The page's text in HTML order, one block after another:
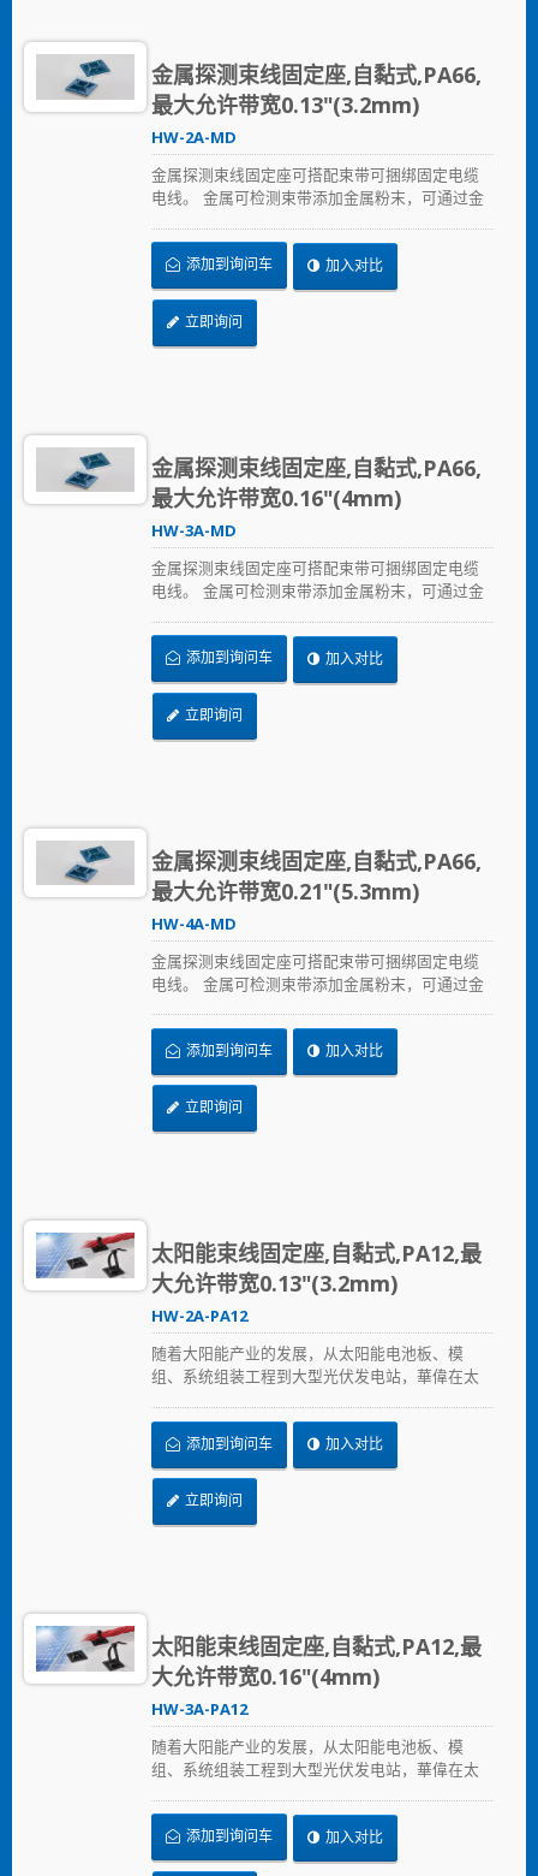
金属探测束线固定座,自黏式,PA66,
最大允许带宽0.13"(3.2mm)
HW-2A-MD
金属探测束线固定座可搭配束带可捆绑固定电缆
电线。 金属可检测束带添加金属粉末，可通过金
侦测到。这主要可以解决食品业、饮料业、制药
和医疗生技业，可能因束带松脱进入食品及饮料
生产过程的污染问题。 金属可检测束带符合国家
食品药品监督管理局（FDA）的规范。
添加到询问车 加入对比
立即询问
金属探测束线固定座,自黏式,PA66,
最大允许带宽0.16"(4mm)
HW-3A-MD
金属探测束线固定座可搭配束带可捆绑固定电缆
电线。 金属可检测束带添加金属粉末，可通过金
侦测到。这主要可以解决食品业、饮料业、制药
和医疗生技业，可能因束带松脱进入食品及饮料
生产过程的污染问题。 金属可检测束带符合国家
食品药品监督管理局（FDA）的规范。
添加到询问车 加入对比
立即询问
金属探测束线固定座,自黏式,PA66,
最大允许带宽0.21"(5.3mm)
HW-4A-MD
金属探测束线固定座可搭配束带可捆绑固定电缆
电线。 金属可检测束带添加金属粉末，可通过金
侦测到。这主要可以解决食品业、饮料业、制药
和医疗生技业，可能因束带松脱进入食品及饮料
生产过程的污染问题。 金属可检测束带符合国家
食品药品监督管理局（FDA）的规范。
添加到询问车 加入对比
立即询问
太阳能束线固定座,自黏式,PA12,最
大允许带宽0.13"(3.2mm)
HW-2A-PA12
随着大阳能产业的发展，从太阳能电池板、模
组、系统组装工程到大型光伏发电站，華偉在太
座、浪管到边缘夹，提供兼顾品质与价格的解决
方案，加速节省安装时间、采用更可靠的PA12原
料，在恶劣的环境下表现出色，延长产品使用寿
命。
添加到询问车 加入对比
立即询问
太阳能束线固定座,自黏式,PA12,最
大允许带宽0.16"(4mm)
HW-3A-PA12
随着大阳能产业的发展，从太阳能电池板、模
组、系统组装工程到大型光伏发电站，華偉在太
座、浪管到边缘夹，提供兼顾品质与价格的解决
方案，加速节省安装时间、采用更可靠的PA12原
料，在恶劣的环境下表现出色，延长产品使用寿
添加到询问车 加入对比